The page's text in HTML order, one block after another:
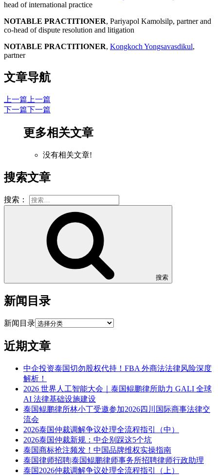
head of international practice
NOTABLE PRACTITIONER, Pariyapol Kamolsilp, partner and
co-head of dispute resolution and litigation
NOTABLE PRACTITIONER, Kongkoch Yongsavasdikul,
partner
文章导航
上一篇 上一篇
下一篇下一篇
更多相关文章
没有相关文章!
搜索文章
搜索：
搜索
新闻目录
新闻目录
近期文章
中企投资泰国切勿股权代持！FBA 外商法法律风险深度
解析！
2026 世界人工智能大会｜泰国鲲鹏律所助力 GALI 全球
AI 法律基础设施建设
泰国鲲鹏律所林小丁受邀参加2026四川国际商事法律交
流会
2026泰国仲裁调解争议处理全流程指引（中）
2026泰国仲裁新规：中企别踩这5个坑
泰国商标抢注频发！中国品牌维权实操指南
泰国律师招聘|泰国鲲鹏律师事务所招聘律师行政助理
泰国2026仲裁调解争议处理全流程指引（上）